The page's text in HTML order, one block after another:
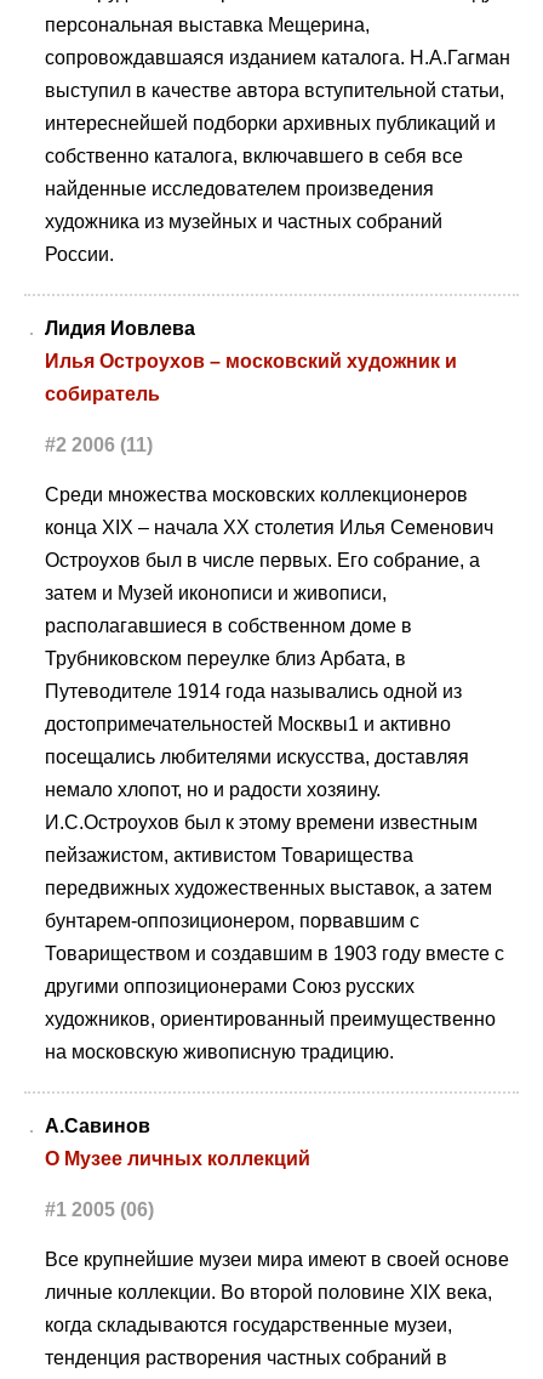
персональная выставка Мещерина,
сопровождавшаяся изданием каталога. Н.А.Гагман
выступил в качестве автора вступительной статьи,
интереснейшей подборки архивных публикаций и
собственно каталога, включавшего в себя все
найденные исследователем произведения
художника из музейных и частных собраний
России.
Лидия Иовлева
Илья Остроухов – московский художник и
собиратель
#2 2006 (11)
Среди множества московских коллекционеров
конца XIX – начала XX столетия Илья Семенович
Остроухов был в числе первых. Его собрание, а
затем и Музей иконописи и живописи,
располагавшиеся в собственном доме в
Трубниковском переулке близ Арбата, в
Путеводителе 1914 года назывались одной из
достопримечательностей Москвы1 и активно
посещались любителями искусства, доставляя
немало хлопот, но и радости хозяину.
И.С.Остроухов был к этому времени известным
пейзажистом, активистом Товарищества
передвижных художественных выставок, а затем
бунтарем-оппозиционером, порвавшим с
Товариществом и создавшим в 1903 году вместе с
другими оппозиционерами Союз русских
художников, ориентированный преимущественно
на московскую живописную традицию.
А.Савинов
О Музее личных коллекций
#1 2005 (06)
Все крупнейшие музеи мира имеют в своей основе
личные коллекции. Во второй половине ХIХ века,
когда складываются государственные музеи,
тенденция растворения частных собраний в